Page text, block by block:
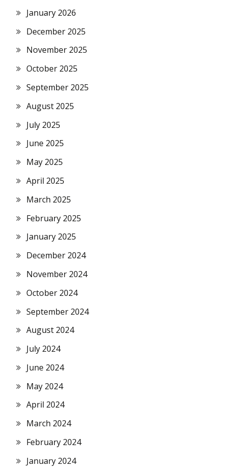
January 2026
December 2025
November 2025
October 2025
September 2025
August 2025
July 2025
June 2025
May 2025
April 2025
March 2025
February 2025
January 2025
December 2024
November 2024
October 2024
September 2024
August 2024
July 2024
June 2024
May 2024
April 2024
March 2024
February 2024
January 2024